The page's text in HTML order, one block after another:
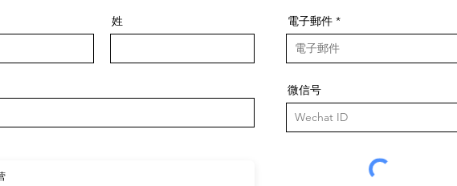
姓 電子郵件
微信号